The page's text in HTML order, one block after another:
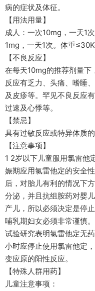
病的症状及体征。
【用法用量】
成人：一次10mg，一天1
1mg，一天1次。体重
【不良反应】
在每天10mg的推荐剂量下
反应有乏力、头痛、嗜睡
及皮疹等。罕见不良反应
过速及心悸等。
【禁忌】
具有过敏反应或特异体质的
【注意事项】
1 2岁以下儿童服用氯雷他
娠期应用氯雷他定的安全
后，对胎儿有利的情况下
分泌，并且抗组胺药对婴
产儿，所以必须决定是停
哺乳期妇女必须非常谨慎
试验研究表明氯雷他定无
小时应停止使用氯雷他定
变应原的阳性反应。
【特殊人群用药】
儿童注意事项：